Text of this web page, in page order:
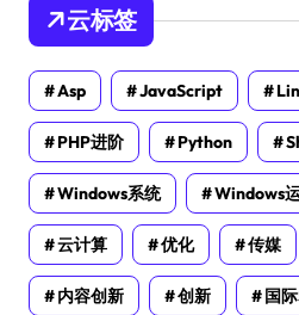
云标签
Asp JavaScript
PHP进阶 Python
Windows系统 Windows
云计算 优化 传媒
内容创新 创新 国